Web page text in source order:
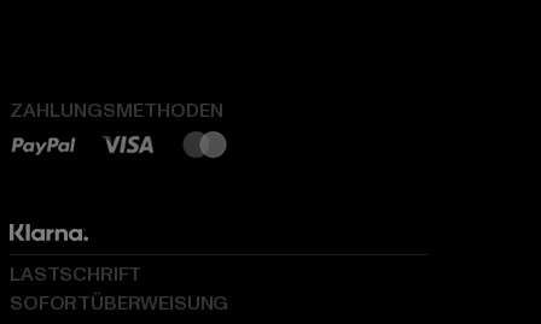
ZAHLUNGSMETHODEN
LASTSCHRIFT
SOFORTÜBERWEISUNG